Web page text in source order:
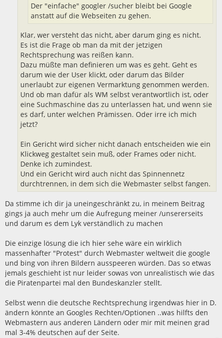
Der "einfache" googler /sucher bleibt bei Google
anstatt auf die Webseiten zu gehen.
Klar, wer versteht das nicht, aber darum ging es nicht.
Es ist die Frage ob man da mit der jetzigen
Rechtsprechung was reißen kann.
Dazu müßte man definieren um was es geht. Geht es
darum wie der User klickt, oder darum das Bilder
unerlaubt zur eigenen Vermarktung genommen werden.
Und ob man dafür als WM selbst verantwortlich ist, oder
eine Suchmaschine das zu unterlassen hat, und wenn sie
es darf, unter welchen Prämissen. Oder irre ich mich
jetzt?
Ein Gericht wird sicher nicht danach entscheiden wie ein
Klickweg gestaltet sein muß, oder Frames oder nicht.
Denke ich zumindest.
Und ein Gericht wird auch nicht das Spinnennetz
durchtrennen, in dem sich die Webmaster selbst fangen.
Da stimme ich dir ja uneingeschränkt zu, in meinem Beitrag
gings ja auch mehr um die Aufregung meiner /unsererseits
und darum es dem Lyk verständlich zu machen
Die einzige lösung die ich hier sehe wäre ein wirklich
massenhafter "Protest" durch Webmaster weltweit die google
und bing von ihren Bildern ausspeeren würden. Das so etwas
jemals geschieht ist nur leider sowas von unrealistisch wie das
die Piratenpartei mal den Bundeskanzler stellt.
Selbst wenn die deutsche Rechtsprechung irgendwas hier in D.
ändern könnte an Googles Rechten/Optionen ..was hilfts den
Webmastern aus anderen Ländern oder mir mit meinen grad
mal 3-4% deutschen auf der Seite.